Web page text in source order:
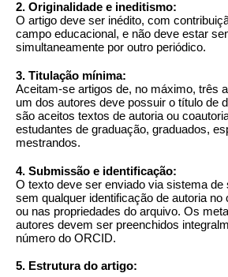
2. Originalidade e ineditismo:
O artigo deve ser inédito, com
campo educacional, e não deve estar
simultaneamente por outro periódico.
3. Titulação mínima:
Aceitam-se artigos de, no máximo, três
um dos autores deve possuir o título de
são aceitos textos de autoria ou
estudantes de graduação, graduados,
mestrandos.
4. Submissão e identificação:
O texto deve ser enviado via sistema de
sem qualquer identificação de autoria
ou nas propriedades do arquivo. Os
autores devem ser preenchidos
número do ORCID.
5. Estrutura do artigo: